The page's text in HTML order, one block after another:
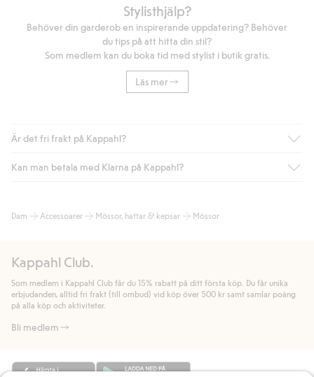
Stylisthjälp?
Behöver din garderob en inspirerande uppdatering? Behöver
du tips på att hitta din stil?
Som medlem kan du boka tid med stylist i butik gratis.
Läs mer
Är det fri frakt på Kappahl?
Är du medlem i Kappahl Club har du alltid gratis frakt till butik
automatik efter du loggat in och identifierats som medlem.
handlar för.
Läs mer
Kan man betala med Klarna på Kappahl?
bland annat faktura och swish men även andra betalningssätt.
allmänna villkor.
Läs mer
Dam Accessoarer Mössor, hattar & kepsar Mössor
Kappahl Club.
Som medlem i Kappahl Club får du 15% rabatt på ditt första köp. Du får unika
erbjudanden, alltid fri frakt (till ombud) vid köp över 500 kr samt samlar poäng
på alla köp och aktiviteter.
Bli medlem